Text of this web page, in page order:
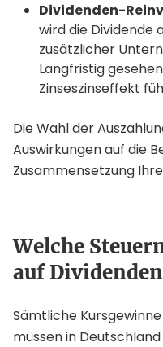
Dividenden-
wird die Dividende
zusätzlicher
Langfristig
Zinseszinseffekt
Die Wahl der
Auswirkungen auf die
Zusammensetzung
Welche
auf Dividenden
Sämtliche
müssen in